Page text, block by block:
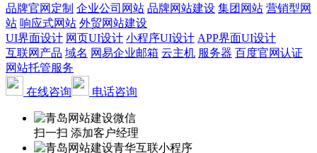
品牌官网定制 企业公司网站 品牌网站建设 集团网站 营销型网
站 响应式网站 外贸网站建设
UI界面设计 网页UI设计 小程序UI设计 APP界面UI设计
互联网产品 域名 网易企业邮箱 云主机 服务器 百度官网认证
网站托管服务
在线咨询
电话咨询
扫一扫 添加客户经理